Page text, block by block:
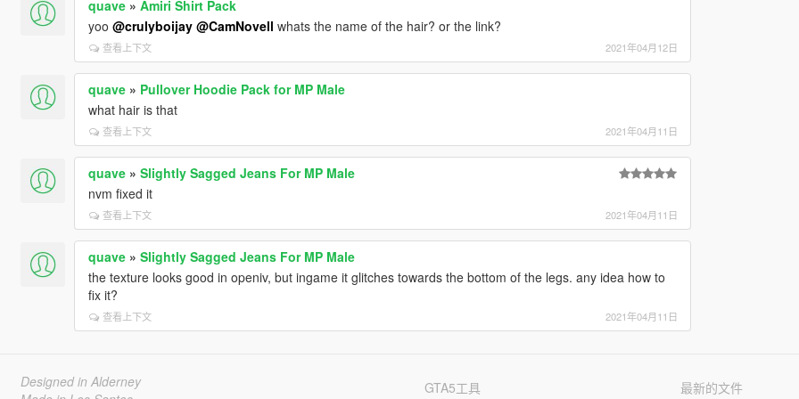
quave» Amiri Shirt Pack
yoo @crulyboijay @CamNovell whats the name of the hair? or the link?
查看上下文 2021年04月12日
quave» Pullover Hoodie Pack for MP Male
what hair is that
查看上下文 2021年04月11日
quave» Slightly Sagged Jeans For MP Male
nvm fixed it
查看上下文 2021年04月11日
quave» Slightly Sagged Jeans For MP Male
the texture looks good in openiv, but ingame it glitches towards the bottom of the legs. any idea how to
fix it?
查看上下文 2021年04月11日
Designed in Alderney
GTA5工具 最新的文件